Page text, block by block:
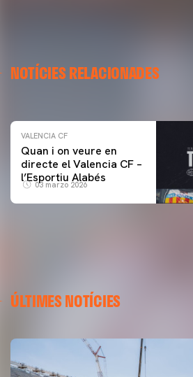
NOTÍCIES RELACIONADES
ENTRENAMENT DEL VALENCIA
VALENCIA CF
Quan i on veure en
directe el Valencia CF –
l’Esportiu Alabés
03 marzo 2026
ÚLTIMES NOTÍCIES